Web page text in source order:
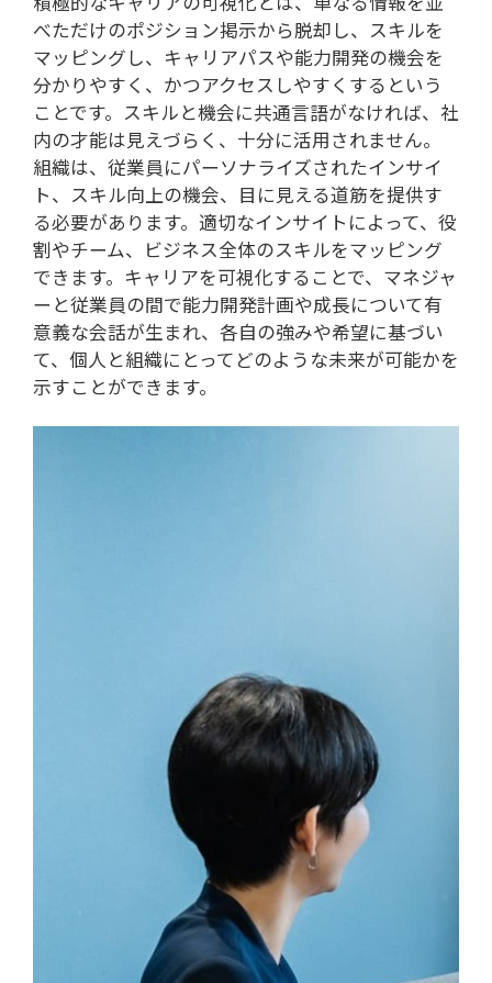
べただけのポジション掲示から脱却し、スキルを
マッピングし、キャリアパスや能力開発の機会を
分かりやすく、かつアクセスしやすくするという
ことです。スキルと機会に共通言語がなければ、社
内の才能は見えづらく、十分に活用されません。
組織は、従業員にパーソナライズされたインサイ
ト、スキル向上の機会、目に見える道筋を提供す
る必要があります。適切なインサイトによって、役
割やチーム、ビジネス全体のスキルをマッピング
できます。キャリアを可視化することで、マネジャ
ーと従業員の間で能力開発計画や成長について有
意義な会話が生まれ、各自の強みや希望に基づい
て、個人と組織にとってどのような未来が可能かを
示すことができます。